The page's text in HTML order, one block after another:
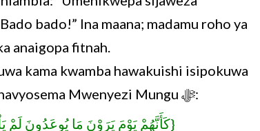
bado!” Ina maana; madamu roho ya
anaigopa fitnah.
kama kwamba hawakuishi isipokuwa
saa moja katika mchana (wa siku moja) kama Anavyosema Mwenyezi Mungu ﷻ:
{كَأَنَّهُمْ يَوْمَ يَرَوْنَ مَا يُوعَدُونَ لَمْ